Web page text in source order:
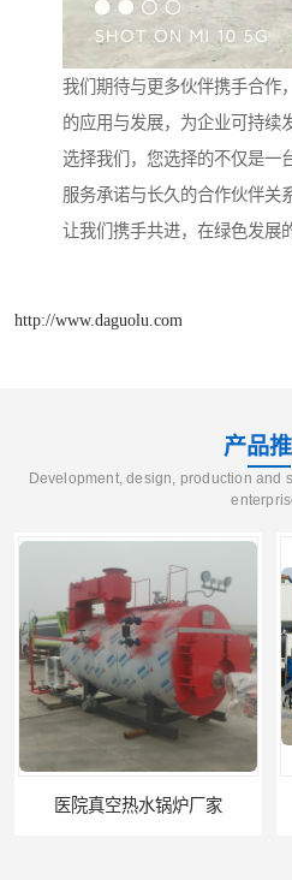
我们期待与更多伙伴携手合作
的应用与发展，为企业可持续
选择我们，您选择的不仅是一
服务承诺与长久的合作伙伴关
让我们携手共进，在绿色发展
http://www.daguolu.com
产品
Development, design, production and
养殖真空热水锅炉厂商